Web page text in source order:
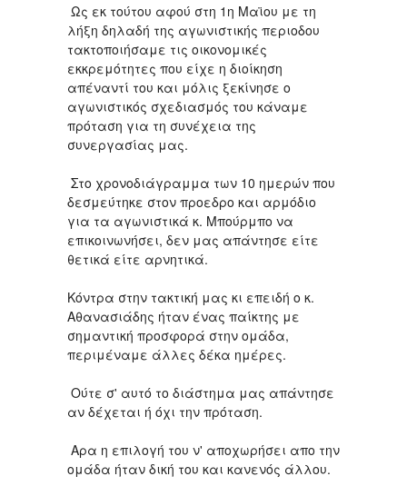
Ως εκ τούτου αφού στη 1η Μαϊου με τη
λήξη δηλαδή της αγωνιστικής περιοδου
τακτοποιήσαμε τις οικονομικές
εκκρεμότητες που είχε η διοίκηση
απέναντί του και μόλις ξεκίνησε ο
αγωνιστικός σχεδιασμός του κάναμε
πρόταση για τη συνέχεια της
συνεργασίας μας.
Στο χρονοδιάγραμμα των 10 ημερών που
δεσμεύτηκε στον προεδρο και αρμόδιο
για τα αγωνιστικά κ. Μπούρμπο να
επικοινωνήσει, δεν μας απάντησε είτε
θετικά είτε αρνητικά.
Κόντρα στην τακτική μας κι επειδή ο κ.
Αθανασιάδης ήταν ένας παίκτης με
σημαντική προσφορά στην ομάδα,
περιμέναμε άλλες δέκα ημέρες.
Ούτε σ' αυτό το διάστημα μας απάντησε
αν δέχεται ή όχι την πρόταση.
Αρα η επιλογή του ν' αποχωρήσει απο την
ομάδα ήταν δική του και κανενός άλλου.